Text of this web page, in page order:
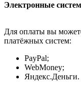
Электронные
Для оплаты вы
платёжных систем:
PayPal;
WebMoney;
Яндекс.Деньги.